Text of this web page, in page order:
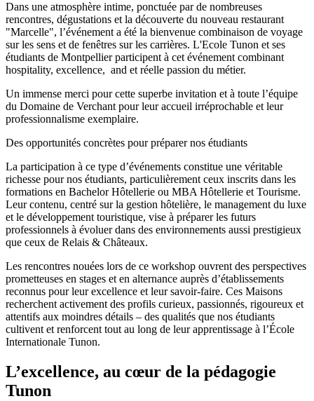
Dans une atmosphère intime, ponctuée par de nombreuses
rencontres, dégustations et la découverte du nouveau restaurant
"Marcelle", l’événement a été la bienvenue combinaison de voyage
sur les sens et de fenêtres sur les carrières. L'Ecole Tunon et ses
étudiants de Montpellier participent à cet événement combinant
hospitality, excellence, and et réelle passion du métier.
Un immense merci pour cette superbe invitation et à toute l’équipe
du Domaine de Verchant pour leur accueil irréprochable et leur
professionnalisme exemplaire.
Des opportunités concrètes pour préparer nos étudiants
La participation à ce type d’événements constitue une véritable
richesse pour nos étudiants, particulièrement ceux inscrits dans les
formations en Bachelor Hôtellerie ou MBA Hôtellerie et Tourisme.
Leur contenu, centré sur la gestion hôtelière, le management du luxe
et le développement touristique, vise à préparer les futurs
professionnels à évoluer dans des environnements aussi prestigieux
que ceux de Relais & Châteaux.
Les rencontres nouées lors de ce workshop ouvrent des perspectives
prometteuses en stages et en alternance auprès d’établissements
reconnus pour leur excellence et leur savoir-faire. Ces Maisons
recherchent activement des profils curieux, passionnés, rigoureux et
attentifs aux moindres détails – des qualités que nos étudiants
cultivent et renforcent tout au long de leur apprentissage à l’École
Internationale Tunon.
L’excellence, au cœur de la pédagogie
Tunon